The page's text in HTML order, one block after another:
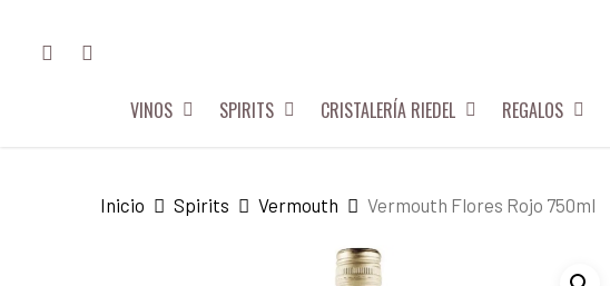
FACEBOOKINSTAGRAM
VINOS SPIRITS CRISTALERÍA RIEDEL REGALOS
Inicio Spirits Vermouth Vermouth Flores Rojo 750ml